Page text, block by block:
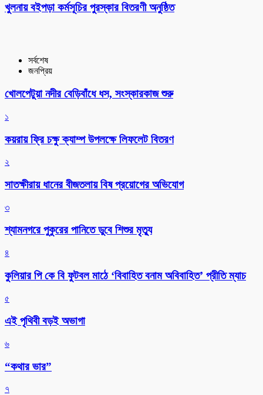
খুলনায় বইপড়া কর্মসূচির পুরস্কার বিতরণী অনুষ্ঠিত
সর্বশেষ
জনপ্রিয়
খোলপেটুয়া নদীর বেড়িবাঁধে ধস, সংস্কারকাজ শুরু
১
কয়রায় ফ্রি চক্ষু ক্যাম্প উপলক্ষে লিফলেট বিতরণ
২
সাতক্ষীরায় ধানের বীজতলায় বিষ প্রয়োগের অভিযোগ
৩
শ্যামনগরে পুকুরের পানিতে ডুবে শিশুর মৃত্যু
৪
কুলিয়ার পি কে বি ফুটবল মাঠে ‘বিবাহিত বনাম অবিবাহিত’ প্রীতি ম্যাচ
৫
এই পৃথিবী বড়ই অভাগা
৬
“কথার ভার”
৭